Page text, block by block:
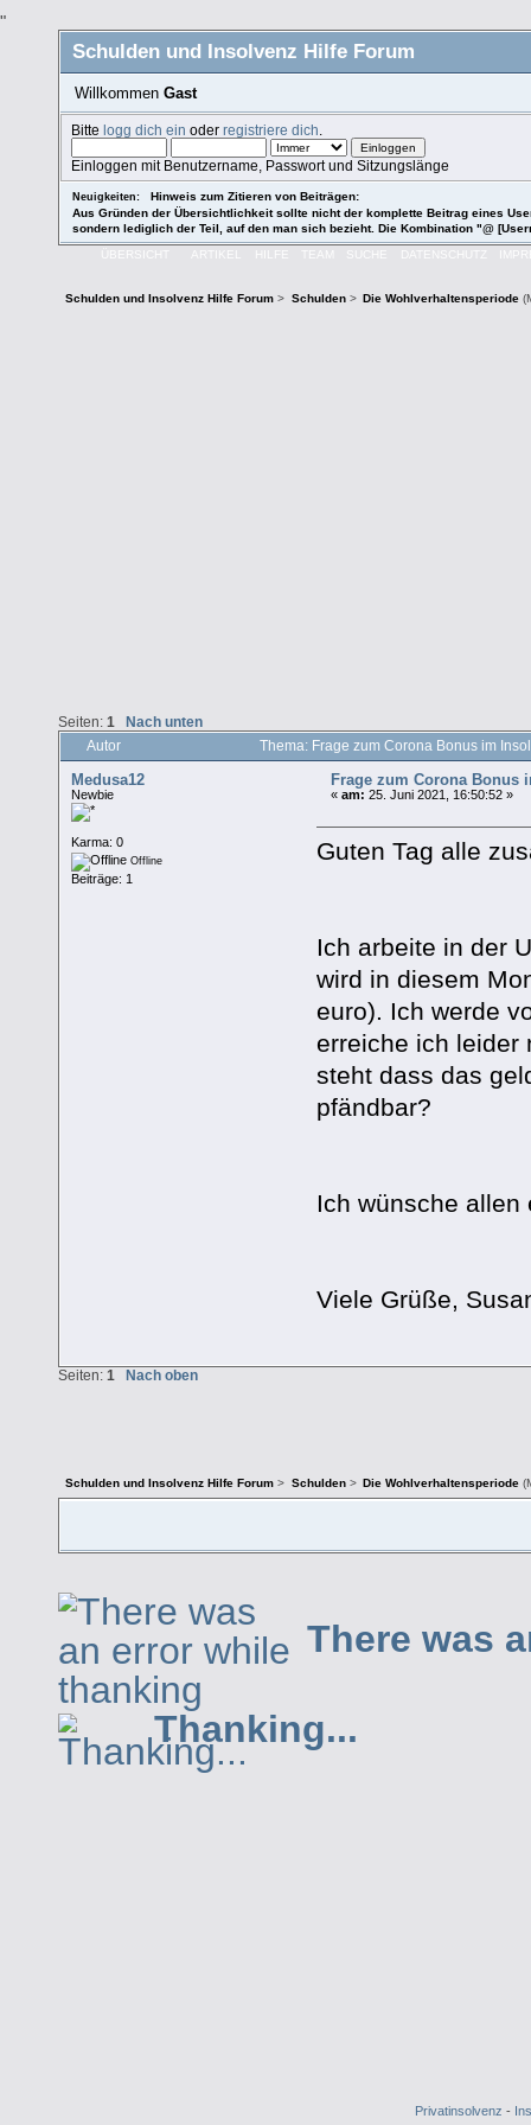
"
Schulden und Insolvenz Hilfe Forum
Willkommen Gast
Bittelogg dich ein oderregistriere dich
Einloggen mit Benutzername, Passwort und Sitzungslänge
Neuigkeiten:
Hinweis zum Zitieren von Beiträgen:
Aus Gründen der Übersichtlichkeit sollte nicht der komplette Beitrag eines
sondern lediglich der Teil, auf den man sich bezieht. Die Kombination "@
ÜBERSICHT ARTIKEL HILFE TEAM SUCHE DATENSCHUTZ
Schulden und Insolvenz Hilfe Forum > Schulden> Die Wohlverhaltensperiode
Seiten: 1 Nach unten
Autor Thema: Frage zum Corona Bonus im
Medusa12
Newbie
Karma: 0
Offline
Beiträge: 1
Frage zum Corona Bonus
«am: 25. Juni 2021, 16:50:52 »
Guten Tag alle
Ich arbeite in der
wird in diesem
euro). Ich werde
erreiche ich leider
steht dass das
pfändbar?
Ich wünsche allen
Viele Grüße,
Seiten: 1 Nach oben
Schulden und Insolvenz Hilfe Forum > Schulden> Die Wohlverhaltensperiode
There was
Thanking...
Privatinsolvenz -